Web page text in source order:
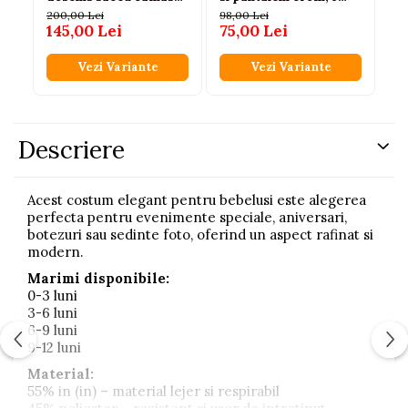
cu body papion si
pantaloni 6-24 luni
200,00 Lei
145,00 Lei
Vezi Variante
luni - 3 ani
98,00 Lei
75,00 Lei
Vezi Variante
Descriere
Acest costum elegant pentru bebelusi este alegerea
perfecta pentru evenimente speciale, aniversari,
botezuri sau sedinte foto, oferind un aspect rafinat si
modern.
Marimi disponibile:
0-3 luni
3-6 luni
6-9 luni
9-12 luni
Material:
55% in (in) – material lejer si respirabil